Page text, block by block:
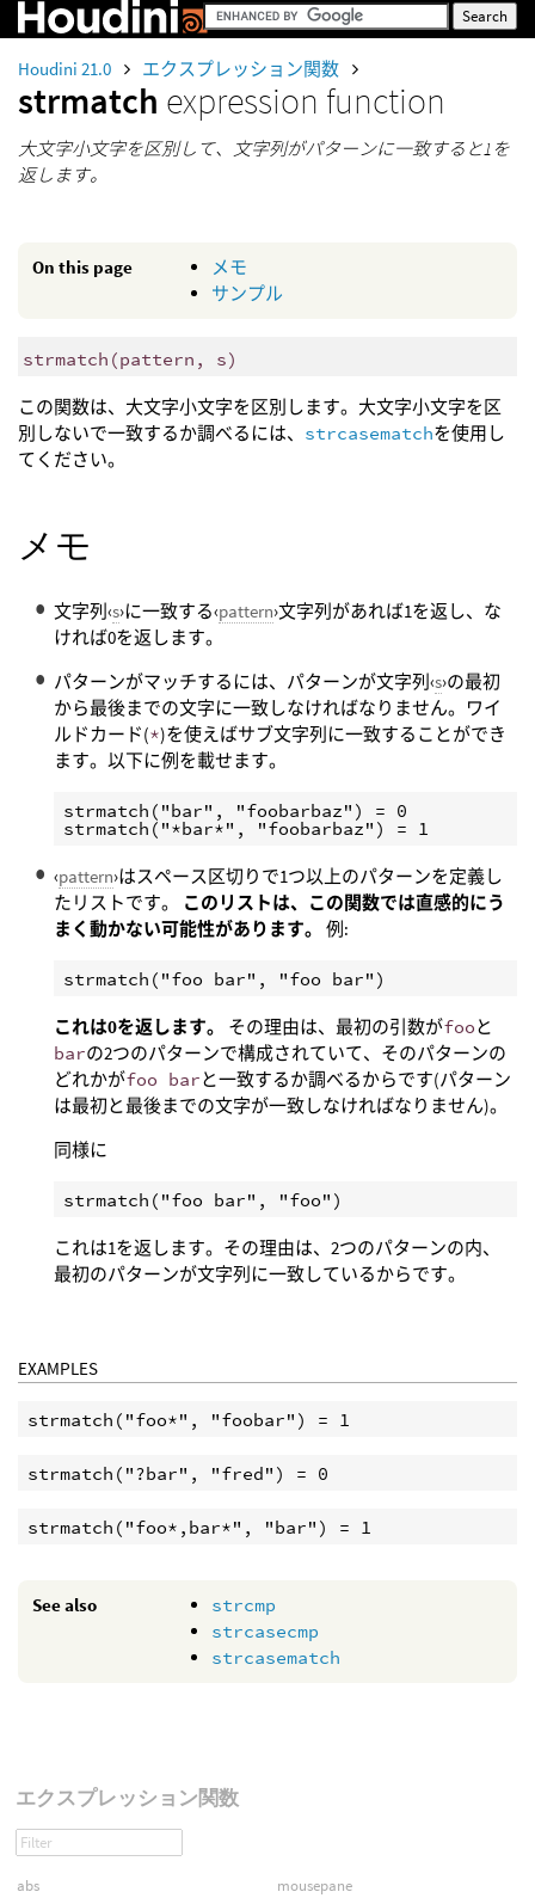
Houdini 21.0 エクスプレッション関数
strmatch expression function
大文字小文字を区別して、文字列がパターンに一致すると1を
返します。
On this page
メモ
サンプル
strmatch (pattern, s)
この関数は、大文字小文字を区別します。大文字小文字を区
別しないで一致するか調べるには、 strcasematchを使用し
てください。
メモ
文字列‹s›に一致する‹pattern›文字列があれば1を返し、な
ければ0を返します。
パターンがマッチするには、パターンが文字列‹s›の最初
から最後までの文字に一致しなければなりません。ワイ
ルドカード(*)を使えばサブ文字列に一致することができ
ます。以下に例を載せます。
strmatch("bar", "foobarbaz") = 0
‹pattern›はスペース区切りで1つ以上のパターンを定義し
たリストです。
このリストは、この関数では直感的にう
まく動かない可能性があります。
例:
これは0を返します。 その理由は、最初の引数がfooと
barの2つのパターンで構成されていて、そのパターンの
どれかがfoo barと一致するか調べるからです(パターン
は最初と最後までの文字が一致しなければなりません)。
同様に
これは1を返します。その理由は、2つのパターンの内、
最初のパターンが文字列に一致しているからです。
EXAMPLES
strmatch("foo*", "foobar") = 1
strmatch("?bar", "fred") = 0
strmatch("foo*,bar*", "bar") = 1
See also
strcmp
strcasecmp
strcasematch
エクスプレッション関数
abs
mousepane